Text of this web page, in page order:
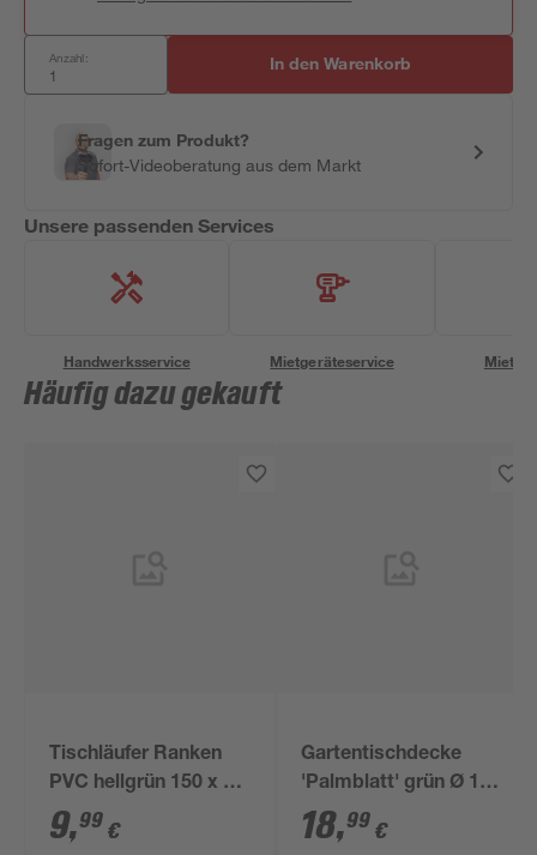
Anzahl: In den Warenkorb
Fragen zum Produkt?
Sofort-Videoberatung aus dem Markt
Unsere passenden Services
Handwerksservice Mietgeräteservice
Häufig dazu gekauft
Tischläufer Ranken
PVC hellgrün 150 x 40
cm
9,99 €
Gartentischdecke
'Palmblatt' grün Ø 160
cm
18,99 €